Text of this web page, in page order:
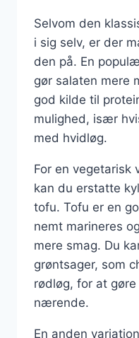
Selvom den
i sig selv, er der
den på. En
gør salaten mere
god kilde til
mulighed, især
med hvidløg.
For en vegetarisk
kan du erstatte
tofu. Tofu er en
nemt marineres
mere smag. Du
grøntsager, som
rødløg, for at
nærende.
En anden